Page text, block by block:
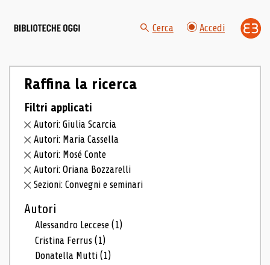
Cerca Accedi
Raffina la ricerca
Filtri applicati
Autori: Giulia Scarcia
Autori: Maria Cassella
Autori: Mosé Conte
Autori: Oriana Bozzarelli
Sezioni: Convegni e seminari
Autori
Alessandro Leccese(1)
Cristina Ferrus(1)
Donatella Mutti(1)